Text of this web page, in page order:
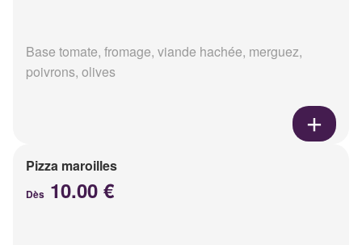
Base tomate, fromage, viande hachée, merguez,
poivrons, olives
Pizza maroilles
Dès 10.00 €